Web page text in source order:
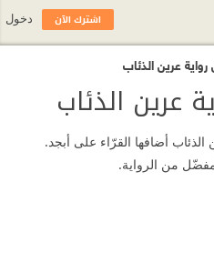
عرين الذئاب
عرين الذئاب
أضافها القرّاء على أبجد.
من الرواية.
اشترك الآن دخول